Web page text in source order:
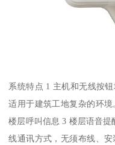
系统特点 1 主机和无线按
适用于建筑工地复杂的环
楼层呼叫信息 3 楼层语音提
线通讯方式，无须布线、